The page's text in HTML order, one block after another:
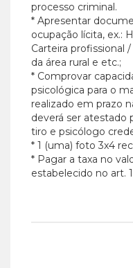
processo criminal.
* Apresentar
ocupação lícita, ex.:
Carteira profissional
da área rural e etc.;
* Comprovar
psicológica para o
realizado em prazo
deverá ser
tiro e psicólogo
* 1 (uma) foto 3x4
* Pagar a taxa no
estabelecido no art.